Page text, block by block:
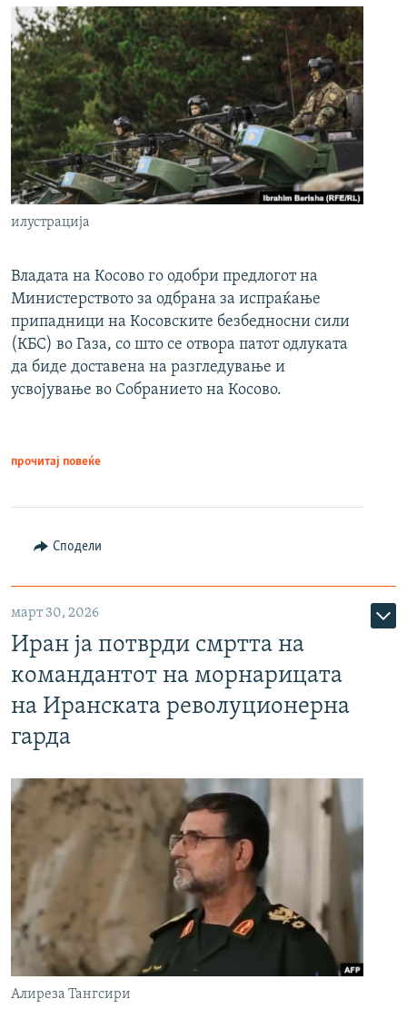
илустрација
Владата на Косово го одобри предлогот на
Министерството за одбрана за испраќање
припадници на Косовските безбедносни сили
(КБС) во Газа, со што се отвора патот одлуката
да биде доставена на разгледување и
усвојување во Собранието на Косово.
прочитај повеќе
Сподели
март 30, 2026
Иран ја потврди смртта на
командантот на морнарицата
на Иранската револуционерна
гарда
Алиреза Тангсири